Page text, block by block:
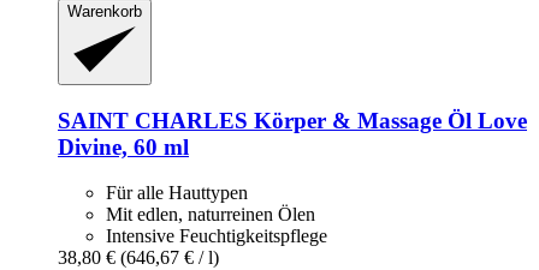
Warenkorb
SAINT CHARLES Körper & Massage Öl Love
Divine, 60 ml
Für alle Hauttypen
Mit edlen, naturreinen Ölen
Intensive Feuchtigkeitspflege
38,80 € (646,67 € / l)